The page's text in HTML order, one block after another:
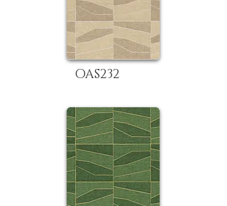
OAS232